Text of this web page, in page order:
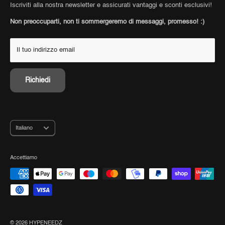
Shopping personale
Spedizione
Raccogli i punti
Iscriviti alla nostra newsletter e assicurati vantaggi e sconti esclusivi!
Non preoccuparti, non ti sommergeremo di messaggi, promesso! :)
Il tuo indirizzo email
Richiedi
Lingua
Italiano
Accettiamo
© 2026 HYPENEEDZ